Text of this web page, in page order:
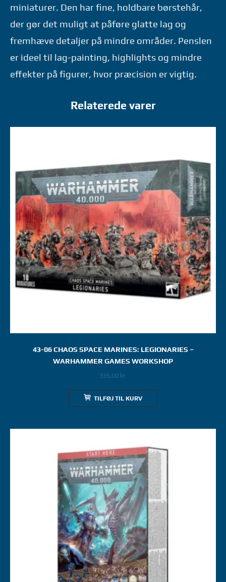
miniaturer. Den har fine, holdbare børstehår,
der gør det muligt at påføre glatte lag og
fremhæve detaljer på mindre områder. Penslen
er ideel til lag-painting, highlights og mindre
effekter på figurer, hvor præcision er vigtig.
Relaterede varer
43-06 CHAOS SPACE MARINES: LEGIONARIES –
WARHAMMER GAMES WORKSHOP
335,00 kr.
TILFØJ TIL KURV